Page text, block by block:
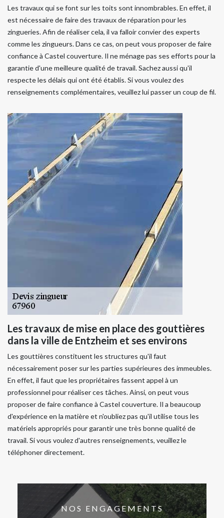
Les travaux qui se font sur les toits sont innombrables. En effet, il
est nécessaire de faire des travaux de réparation pour les
zingueries. Afin de réaliser cela, il va falloir convier des experts
comme les zingueurs. Dans ce cas, on peut vous proposer de faire
confiance à Castel couverture. Il ne ménage pas ses efforts pour la
garantie d'une meilleure qualité de travail. Sachez aussi qu'il
respecte les délais qui ont été établis. Si vous voulez des
renseignements complémentaires, veuillez lui passer un coup de fil.
Les travaux de mise en place des gouttières
dans la ville de Entzheim et ses environs
Les gouttières constituent les structures qu'il faut
nécessairement poser sur les parties supérieures des immeubles.
En effet, il faut que les propriétaires fassent appel à un
professionnel pour réaliser ces tâches. Ainsi, on peut vous
proposer de faire confiance à Castel couverture. Il a beaucoup
d'expérience en la matière et n'oubliez pas qu'il utilise tous les
matériels appropriés pour garantir une très bonne qualité de
travail. Si vous voulez d'autres renseignements, veuillez le
téléphoner directement.
NOS ENGAGEMENTS